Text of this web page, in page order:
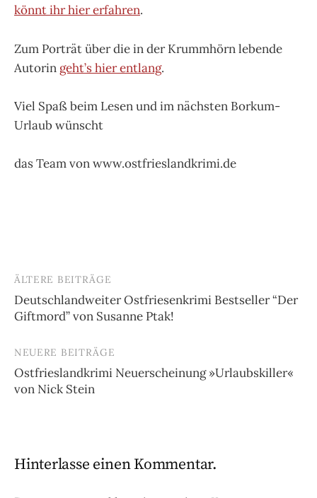
könnt ihr hier erfahren.
Zum Porträt über die in der Krummhörn lebende
Autorin geht’s hier entlang.
Viel Spaß beim Lesen und im nächsten Borkum-
Urlaub wünscht
das Team von www.ostfrieslandkrimi.de
Beitragsnavigation
ÄLTERE BEITRÄGE
Deutschlandweiter Ostfriesenkrimi Bestseller “Der
Giftmord” von Susanne Ptak!
NEUERE BEITRÄGE
Ostfrieslandkrimi Neuerscheinung »Urlaubskiller«
von Nick Stein
Hinterlasse einen Kommentar.